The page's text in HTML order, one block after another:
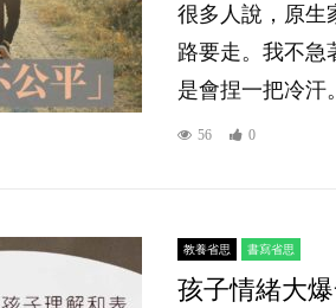
很多人說，原生
路要走。我不急
是會捏一把冷汗
56 0
教養省思 書寫省思
孩子情緒大